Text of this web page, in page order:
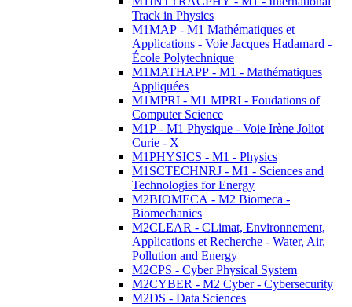
Track in Physics
M1MAP - M1 Mathématiques et
Applications - Voie Jacques Hadamard -
École Polytechnique
M1MATHAPP - M1 - Mathématiques
Appliquées
M1MPRI - M1 MPRI - Foudations of
Computer Science
M1P - M1 Physique - Voie Irène Joliot
Curie - X
M1PHYSICS - M1 - Physics
M1SCTECHNRJ - M1 - Sciences and
Technologies for Energy
M2BIOMECA - M2 Biomeca -
Biomechanics
M2CLEAR - CLimat, Environnement,
Applications et Recherche - Water, Air,
Pollution and Energy
M2CPS - Cyber Physical System
M2CYBER - M2 Cyber - Cybersecurity
M2DS - Data Sciences